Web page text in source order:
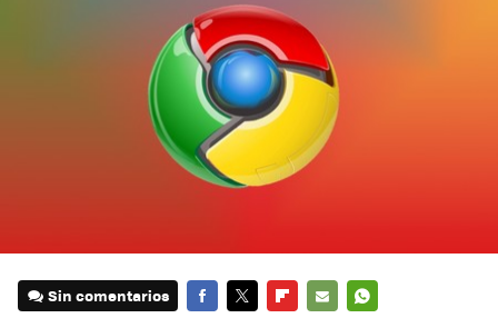
Sin comentarios